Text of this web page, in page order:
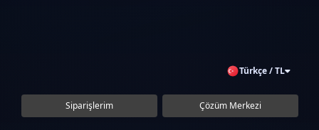
Türkçe / TL
Siparişlerim Çözüm Merkezi